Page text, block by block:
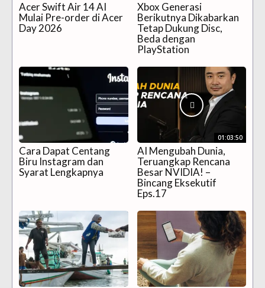
Acer Swift Air 14 AI
Mulai Pre-order di Acer
Day 2026
Xbox Generasi
Berikutnya Dikabarkan
Tetap Dukung Disc,
Beda dengan
PlayStation
Cara Dapat Centang
Biru Instagram dan
Syarat Lengkapnya
01:03:50
AI Mengubah Dunia,
Teruangkap Rencana
Besar NVIDIA! –
Bincang Eksekutif
Eps.17